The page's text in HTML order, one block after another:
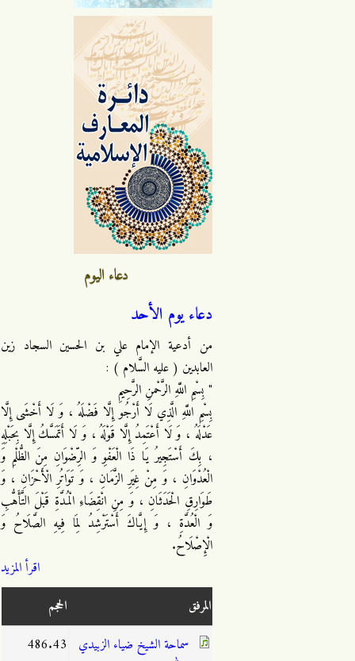
دعاء اليوم
دعاء يوم الأحد
من أدعية الإمام علي بن الحسين السجاد زين
العابدين ( عليه السَّلام ) :
" بِسْمِ اللَّهِ الرَّحْمنِ الرَّحِيمِ
بِسْمِ اللَّهِ الَّذِي لَا أَرْجُو إِلَّا فَضْلَهُ ، وَ لَا أَخْشَى إِلَّا
عَدْلَهُ ، وَ لَا أَعْتَمِدُ إِلَّا قَوْلَهُ ، وَ لَا أَتَمَسَّكُ إِلَّا بِحَبْلِهِ
، بِكَ أَسْتَجِيرُ يَا ذَا الْعَفْوِ وَ الرِّضْوَانِ مِنَ الظُّلْمِ وَ
الْعُدْوَانِ ، وَ مِنْ غِيَرِ الزَّمَانِ ، وَ تَوَاتُرِ الْأَحْزَانِ ، وَ
طَوَارِقِ الْحَدَثَانِ ، وَ مِنِ انْقِضَاءِ الْمُدَّةِ قَبْلَ التَّأَهُّبِ
وَ الْعُدَّةِ ، وَ إِيَّاكَ أَسْتَرْشِدُ لِمَا فِيهِ الصَّلَاحُ وَ
الْإِصْلَاحُ.
اقرأ المزيد
المرفق
الحجم
سماحة الشيخ ضياء الزبيدي
486.43